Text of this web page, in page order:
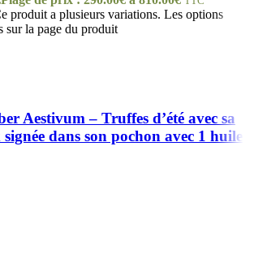
produit a plusieurs variations. Les options
sur la page du produit
Aestivum – Truffes d’été avec sa
dans son pochon avec 1 huile